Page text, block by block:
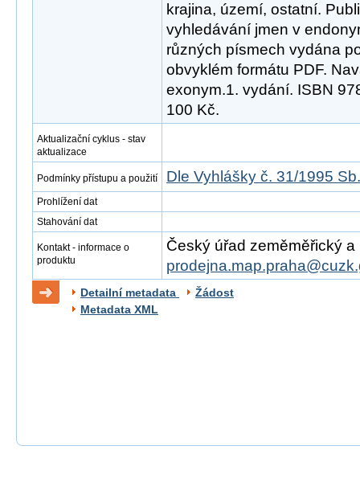
krajina, území, ostatní.
vyhledávání jmen v
různých písmech vydána
obvyklém formátu PDF.
exonym.1. vydání. ISBN
100 Kč.
Aktualizační cyklus - stav
aktualizace
Podmínky přístupu a použití Dle Vyhlášky č. 31/1995 Sb.
Prohlížení dat
Stahování dat
Kontakt - informace o
produktu
Český úřad zeměměřický
Detailní metadata
Žádost
Metadata XML